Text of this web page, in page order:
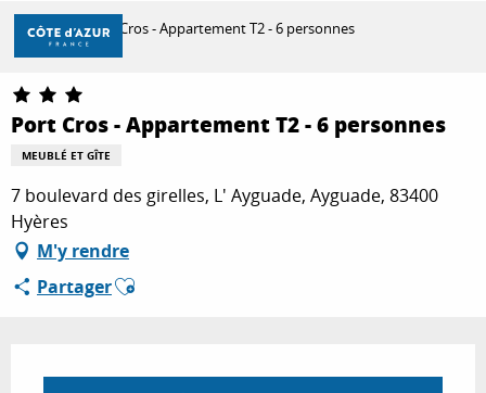
Aller
contenu
principal
DÉCOUVRIR
À FAIRE
SÉJOURNER
Accueil Port Cros - Appartement T2 - 6 personnes
Port Cros - Appartement T2 - 6 personnes
MEUBLÉ ET GÎTE
7 boulevard des girelles, L' Ayguade, Ayguade, 83400
Hyères
M'y rendre
PartagerAjouter aux favoris